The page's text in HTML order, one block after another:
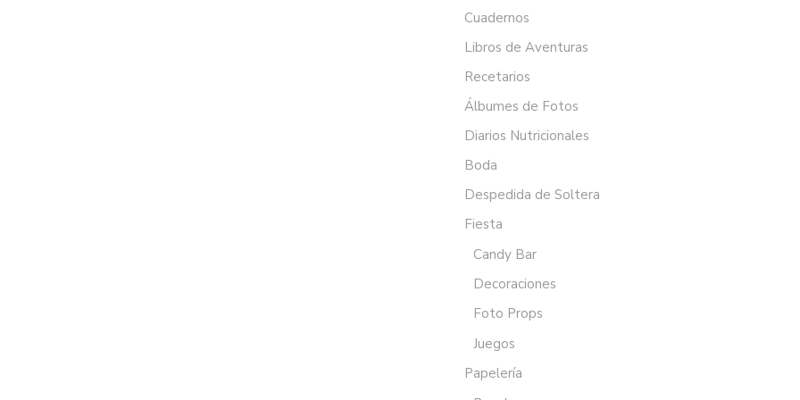
Cuadernos
Libros de Aventuras
Recetarios
Álbumes de Fotos
Diarios Nutricionales
Boda
Despedida de Soltera
Fiesta
Candy Bar
Decoraciones
Foto Props
Juegos
Papelería